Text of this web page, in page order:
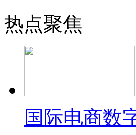
热点聚焦
国际电商数